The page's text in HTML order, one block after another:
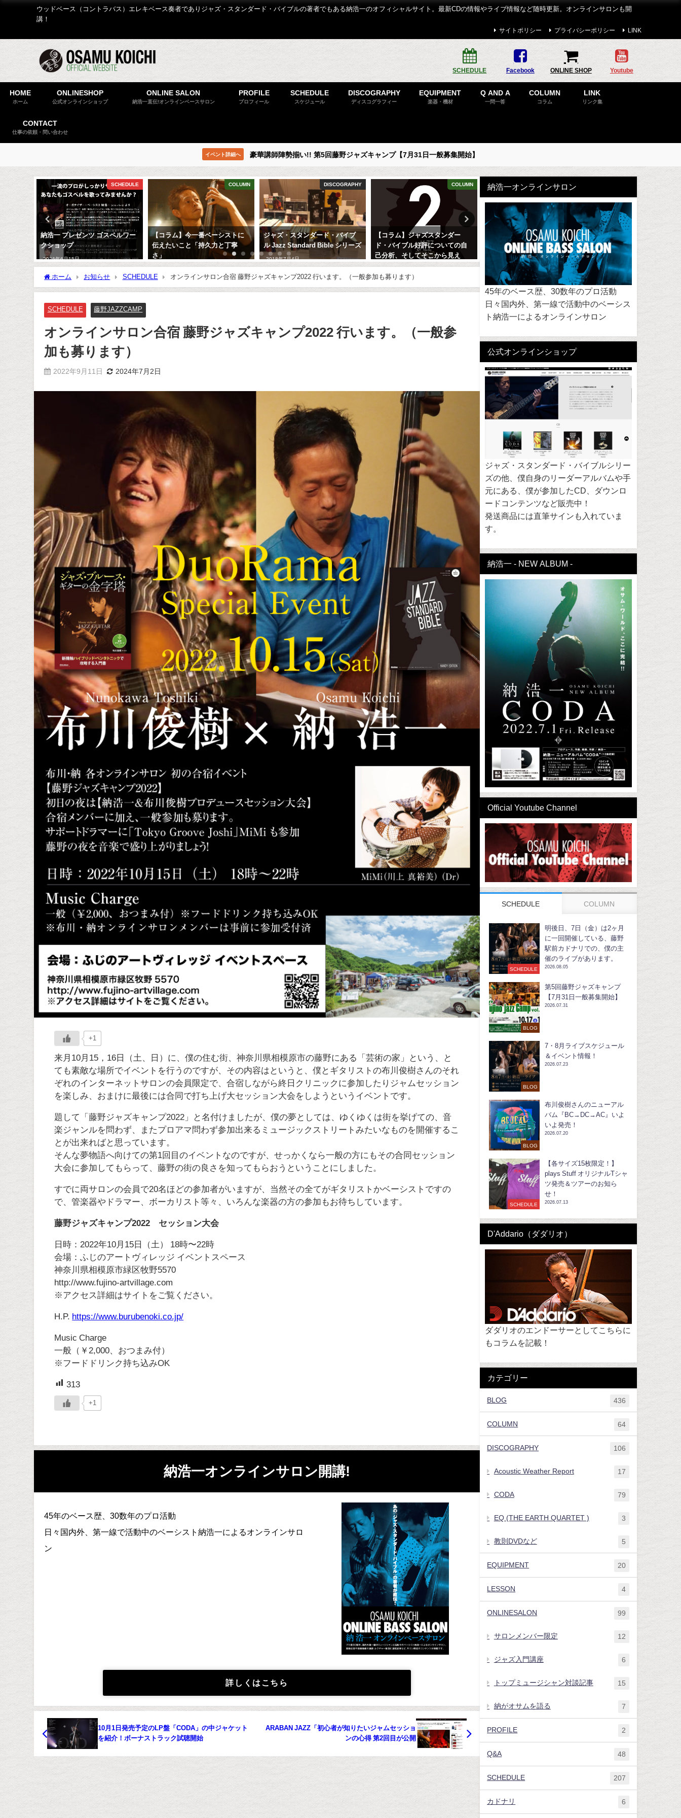
ウッドベース（コントラバス）エレキベース奏者でありジャズ・スタンダード・バイブルの著者でもある納浩一のオフィシャルサイト。最新CDの情報やライブ情報など随時更新。オンラインサロンも開
講！
サイトポリシー プライバシーポリシー LINK
SCHEDULE Facebook ONLINE SHOP Youtube
HOME
ホーム
ONLINESHOP
公式オンラインショップ
ONLINE SALON
納浩一直伝!オンラインベースサロン
PROFILE
プロフィール
SCHEDULE
スケジュール
DISCOGRAPHY
ディスコグラフィー
EQUIPMENT
楽器・機材
Q AND A
一問一答
COLUMN
コラム
LINK
リンク集
CONTACT
仕事の依頼・問い合わせ
イベント詳細へ 豪華講師陣勢揃い!! 第5回藤野ジャズキャンプ【7月31日一般募集開始】
SCHEDULE
納浩一 プレゼンツ ゴスペルワー
クショップ
2026年6月15日
COLUMN
【コラム】今一番ベーシストに
伝えたいこと「持久力と丁寧
さ」
DISCOGRAPHY
ジャズ・スタンダード・バイブ
ル Jazz Standard Bible シリーズ
2018年7月4日
COLUMN
【コラム】ジャズスタンダー
ド・バイブル好評についての自
己分析、そしてそこから見え
る、ミュージシャンの道へのヒ
ント
BLOG
納浩一オンラインサロン開講し
ます!
2019年3月25日
ジャズはやっぱ、絶滅危惧
2009年11月1日
ホーム お知らせ SCHEDULE オンラインサロン合宿 藤野ジャズキャンプ2022 行います。（一般参加も募ります）
SCHEDULE 藤野JAZZCAMP
オンラインサロン合宿 藤野ジャズキャンプ2022 行います。（一般参
加も募ります）
2022年9月11日 2024年7月2日
+1
来月10月15，16日（土、日）に、僕の住む街、神奈川県相模原市の藤野にある「芸術の家」という、と
ても素敵な場所でイベントを行うのですが、その内容はというと、僕とギタリストの布川俊樹さんのそれ
ぞれのインターネットサロンの会員限定で、合宿しながら終日クリニックに参加したりジャムセッション
を楽しみ、おまけに最後には合同で打ち上げ大セッション大会をしようというイベントです。
題して「藤野ジャズキャンプ2022」と名付けましたが、僕の夢としては、ゆくゆくは街を挙げての、音
楽ジャンルを問わず、またプロアマ問わず参加出来るミュージックストリートみたいなものを開催するこ
とが出来ればと思っています。
そんな夢物語へ向けての第1回目のイベントなのですが、せっかくなら一般の方にもその合同セッション
大会に参加してもらって、藤野の街の良さを知ってもらおうということにしました。
すでに両サロンの会員で20名ほどの参加者がいますが、当然その全てがギタリストかベーシストですの
で、管楽器やドラマー、ボーカリスト等々、いろんな楽器の方の参加もお待ちしています。
藤野ジャズキャンプ2022 セッション大会
日時：2022年10月15日（土） 18時〜22時
会場：ふじのアートヴィレッジ イベントスペース
神奈川県相模原市緑区牧野5570
http://www.fujino-artvillage.com
※アクセス詳細はサイトをご覧ください。
H.P. https://www.burubenoki.co.jp/
Music Charge
一般（￥2,000、おつまみ付）
※フードドリンク持ち込みOK
313
+1
納浩一オンラインサロン開講!
45年のベース歴、30数年のプロ活動
日々国内外、第一線で活動中のベーシスト納浩一によるオンラインサロ
ン
詳しくはこちら
10月1日発売予定のLP盤「CODA」の中ジャケット
を紹介！ボーナストラック試聴開始
ARABAN JAZZ「初心者が知りたいジャムセッショ
ンの心得 第2回目が公開
納浩一オンラインサロン
45年のベース歴、30数年のプロ活動
日々国内外、第一線で活動中のベーシス
ト納浩一によるオンラインサロン
公式オンラインショップ
ジャズ・スタンダード・バイブルシリー
ズの他、僕自身のリーダーアルバムや手
元にある、僕が参加したCD、ダウンロ
ードコンテンツなど販売中！
発送商品には直筆サインも入れていま
す。
納浩一 - NEW ALBUM -
Official Youtube Channel
SCHEDULE COLUMN
SCHEDULE
明後日、7日（金）は2ヶ月
に一回開催している、藤野
駅前カドナリでの、僕の主
催のライブがあります。
2026.08.05
BLOG
第5回藤野ジャズキャンプ
【7月31日一般募集開始】
2026.07.31
BLOG
7・8月ライブスケジュール
＆イベント情報！
2026.07.23
BLOG
布川俊樹さんのニューアル
バム『BC→DC→AC』いよ
いよ発売！
2026.07.20
SCHEDULE
【各サイズ15枚限定！】
plays Stuff オリジナルTシャ
ツ発売＆ツアーのお知ら
せ！
2026.07.13
D'Addario（ダダリオ）
ダダリオのエンドーサーとしてこちらに
もコラムを記載！
カテゴリー
BLOG 436
COLUMN 64
DISCOGRAPHY 106
Acoustic Weather Report 17
CODA 79
EQ (THE EARTH QUARTET ) 3
教則DVDなど 5
EQUIPMENT 20
LESSON 4
ONLINESALON 99
サロンメンバー限定 12
ジャズ入門講座 6
トップミュージシャン対談記事 15
納がオサムを語る 7
PROFILE 2
Q&A 48
SCHEDULE 207
カドナリ 6